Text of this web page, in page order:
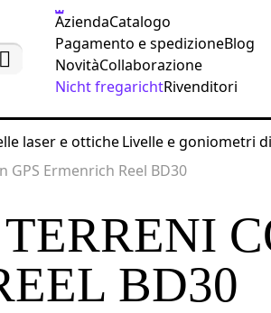
AziendaCatalogo
Pagamento e spedizioneBlog
NovitàCollaborazione
Nicht fregarichtRivenditori
laser e otticheLivelle e goniometri
Ermenrich Reel BD30
BD30